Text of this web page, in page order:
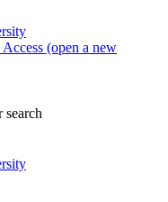
(open a new
search